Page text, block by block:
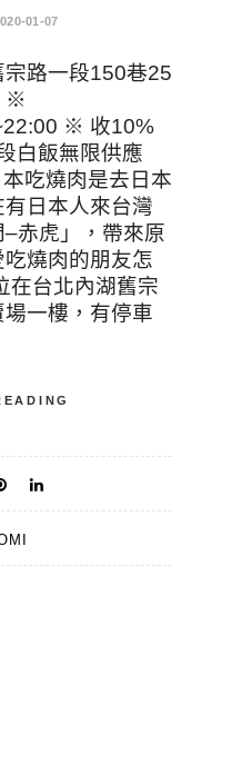
01-07
路一段150巷25
※
※ 收10%
白飯無限供應
吃燒肉是去日本
日本人來台灣
赤虎」，帶來原
燒肉的朋友怎
在台北內湖舊宗
一樓，有停車